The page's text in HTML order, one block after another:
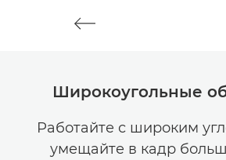
Широкоугольные
Работайте с широким
умещайте в кадр